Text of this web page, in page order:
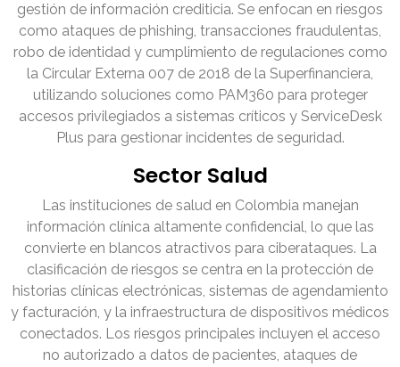
gestión de información crediticia. Se enfocan en riesgos
como ataques de phishing, transacciones fraudulentas,
robo de identidad y cumplimiento de regulaciones como
la Circular Externa 007 de 2018 de la Superfinanciera,
utilizando soluciones como PAM360 para proteger
accesos privilegiados a sistemas críticos y ServiceDesk
Plus para gestionar incidentes de seguridad.
Sector Salud
Las instituciones de salud en Colombia manejan
información clínica altamente confidencial, lo que las
convierte en blancos atractivos para ciberataques. La
clasificación de riesgos se centra en la protección de
historias clínicas electrónicas, sistemas de agendamiento
y facturación, y la infraestructura de dispositivos médicos
conectados. Los riesgos principales incluyen el acceso
no autorizado a datos de pacientes, ataques de